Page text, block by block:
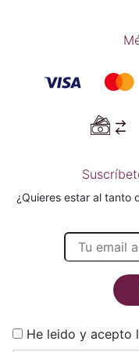
¿Quieres estar al tanto
He